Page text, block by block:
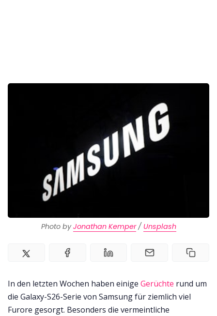
Zusammenarbeit
Impressum
Photo by Jonathan Kemper / Unsplash
In den letzten Wochen haben einige Gerüchte rund um
die Galaxy-S26-Serie von Samsung für ziemlich viel
Furore gesorgt. Besonders die vermeintliche